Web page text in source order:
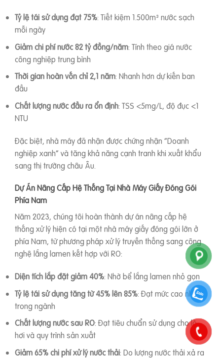
Tỷ lệ tái sử dụng đạt 75%: Tiết kiệm 1.500m³ nước sạch
mỗi ngày
Giảm chi phí nước 82 tỷ đồng/năm: Tính theo giá nước
công nghiệp trung bình
Thời gian hoàn vốn chỉ 2,1 năm: Nhanh hơn dự kiến ban
đầu
Chất lượng nước đầu ra ổn định: TSS <5mg/L, độ đục <1
NTU
Đặc biệt, nhà máy đã nhận được chứng nhận “Doanh
nghiệp xanh” và tăng khả năng cạnh tranh khi xuất khẩu
sang thị trường châu Âu.
Dự Án Nâng Cấp Hệ Thống Tại Nhà Máy Giấy Đóng Gói
Phía Nam
Năm 2023, chúng tôi hoàn thành dự án nâng cấp hệ
thống xử lý hiện có tại một nhà máy giấy đóng gói lớn ở
phía Nam, từ phương pháp xử lý truyền thống sang công
nghệ lắng lamen kết hợp với RO:
Diện tích lắp đặt giảm 40%: Nhờ bể lắng lamen nhỏ gọn
Tỷ lệ tái sử dụng tăng từ 45% lên 85%: Đạt mức cao nhất
trong ngành
Chất lượng nước sau RO: Đạt tiêu chuẩn sử dụng cho lò
hơi và quy trình sản xuất
Giảm 65% chi phí xử lý nước thải: Do lượng nước thải xả ra